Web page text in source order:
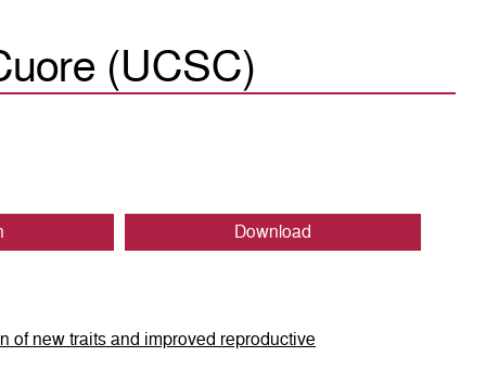
(UCSC)
Download
of new traits and improved reproductive